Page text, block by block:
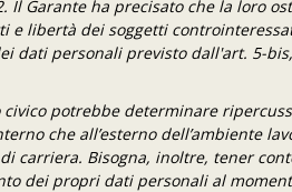
. Il Garante ha precisato che la loro
e libertà dei soggetti
dati personali previsto dall'art. 5-
civico potrebbe determinare
che all’esterno dell’ambiente
carriera. Bisogna, inoltre, tener
dei propri dati personali al